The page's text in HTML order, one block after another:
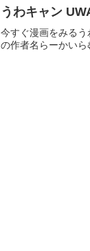
うわキャン
今すぐ漫画をみるう
の作者名らーかいら